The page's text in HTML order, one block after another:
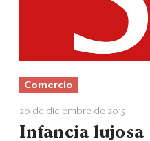
Comercio
20 de diciembre de 2015
Infancia lujosa